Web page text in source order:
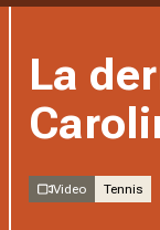
La
Video Tennis